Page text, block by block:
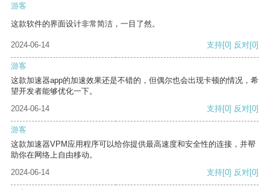
游客
这款软件的界面设计非常简洁，一目了然。
2024-06-14 支持[0] 反对[0]
游客
这款加速器app的加速效果还是不错的，但偶尔也会出现卡顿的情况，希
望开发者能够优化一下。
2024-06-14
支持[0] 反对[0]
游客
这款加速器VPM应用程序可以给你提供最高速度和安全性的连接，并帮
助你在网络上自由移动。
2024-06-14
支持[0] 反对[0]